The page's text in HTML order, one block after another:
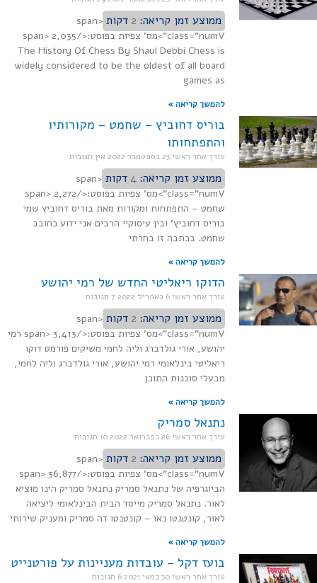
ממוצע זמן קריאה:2 דקות
<span
class="numV">מס' צפיות בפוסט:</span> 2,035
The History Of Chess By Shaul Debbi Chess is
widely considered to be the oldest of all board
games as
להמשך קריאה »
בוריס דחוביץ – שחמט – מקורותיו
והתפתחותו
עורך אתר ראשי23 בספטמבר 2022 אין תגובות
ממוצע זמן קריאה:4 דקות
<span
class="numV">מס' צפיות בפוסט:</span> 2,272
שחמט – התפתחות ומקורות מאת בוריס דחוביץ שמי
בוריס דחוביץ' ובין עיסוקיי הרבים אני ידוע כחובב
שחמט. בכתבה זו בחרתי
להמשך קריאה »
הדוקו ריאליטי החדש של רמי יהושע
עורך אתר ראשי6 באפריל 2022 7 תגובות
ממוצע זמן קריאה:2 דקות
<span
class="numV">מס' צפיות בפוסט:</span> 3,413 רמי
יהושע, אורי גולדברג וליה לחמי משיקים פורמט דוקו
ריאליטי בינלאומי רמי יהושע, אורי גולדברג וליה לחמי,
מבעלי סוכנות התוכן
להמשך קריאה »
נתנאל סמריק
עורך אתר ראשי26 בפברואר 2022 10 תגובות
ממוצע זמן קריאה:2 דקות
<span
class="numV">מס' צפיות בפוסט:</span> 36,877
הביוגרפיה של נתנאל סמריק נתנאל סמריק הינו מוציא
לאור. נתנאל סמריק מייסד הבית הבינלאומי ליציאה
לאור, קונטנטו נאו – קונטנטו דה סמריק ומעניק שירותי
להמשך קריאה »
בועז דקל – עובדות מעניינות על פורטנייט
עורך אתר ראשי30 במאי 2021 6 תגובות